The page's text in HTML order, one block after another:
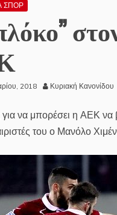
ΣΠΟΡ
2018 Κυριακή Κανονίδου
να μπορέσει η ΑΕΚ να
του ο Μανόλο